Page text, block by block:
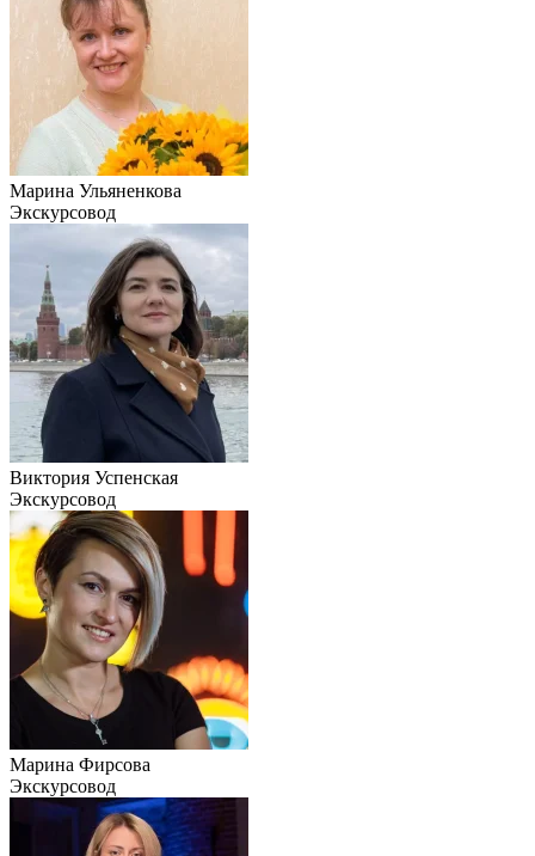
Марина Ульяненкова
Экскурсовод
Виктория Успенская
Экскурсовод
Марина Фирсова
Экскурсовод